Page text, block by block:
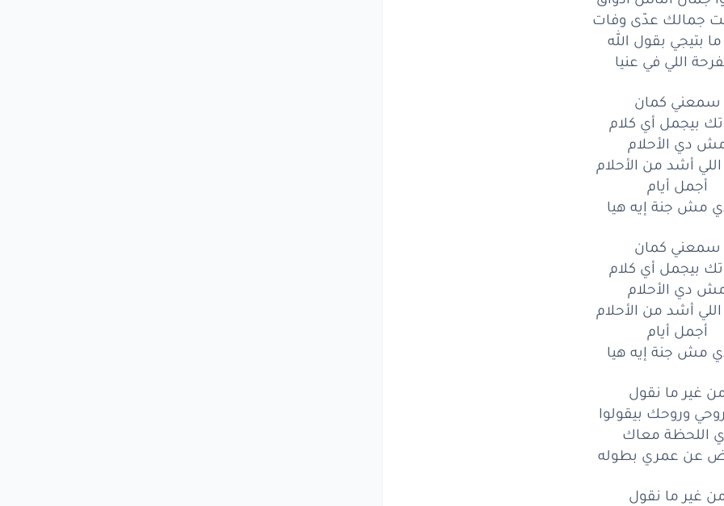
كمان
بيجمل أيكلام
دي
الأحلام
أشد منالأحلام
أجملأيام
مش جنةإيه
كمان
بيجملأيكلام
ديالأحلام
أشدمنالأحلام
مشجنةإيههيا
غير ما نقول
وروحك
جمالك عدّى وفات
بتيجي بقول الله
اللي في عنيا
سمعني كمان
بيجمل أي كلام
دي الأحلام
أشد من الأحلام
أجمل أيام
مش جنة إيه هيا
سمعني كمان
بيجمل أي كلام
دي الأحلام
أشد من الأحلام
أجمل أيام
مش جنة إيه هيا
غير ما نقول
وروحك بيقولوا
اللحظة معاك
عن عمري بطوله
غير ما نقول